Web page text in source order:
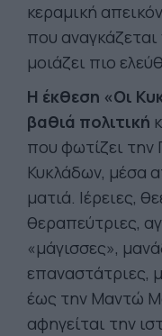
κεραμική
που αναγκάζεται
μοιάζει πιο
Η έκθεση «Οι
βαθιά πολιτική
που φωτίζει την
Κυκλάδων, μέσα
ματιά. Ιέρειες,
θεραπεύτριες,
«μάγισσες»,
επαναστάτριες,
έως την Μαντώ
αφηγείται την